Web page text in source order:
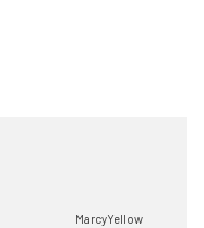
MarcyYellow